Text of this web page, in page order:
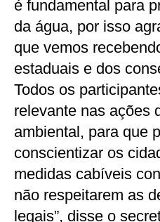
é fundamental para
da água, por isso
que vemos
estaduais e dos
Todos os
relevante nas ações
ambiental, para que
conscientizar os
medidas cabíveis
não respeitarem as
legais”, disse o